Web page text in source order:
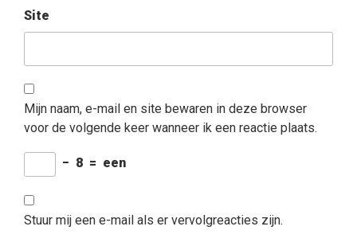
Site
Mijn naam, e-mail en site bewaren in deze browser
voor de volgende keer wanneer ik een reactie plaats.
− 8 = een
Stuur mij een e-mail als er vervolgreacties zijn.